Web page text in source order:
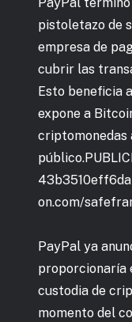
pistoletazo de
empresa de
cubrir las
Esto beneficia
expone a
criptomonedas
on.com/
PayPal ya
proporcionaría
custodia de
momento del